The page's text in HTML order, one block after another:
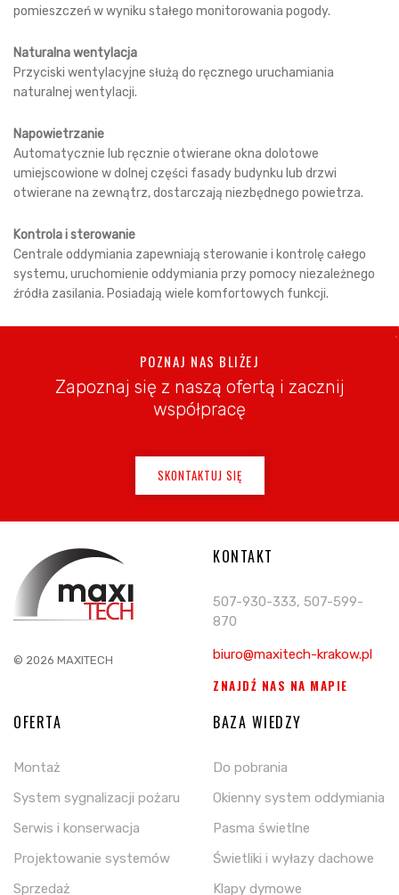
pomieszczeń w wyniku stałego monitorowania pogody.
Naturalna wentylacja
Przyciski wentylacyjne służą do ręcznego uruchamiania
naturalnej wentylacji.
Napowietrzanie
Automatycznie lub ręcznie otwierane okna dolotowe
umiejscowione w dolnej części fasady budynku lub drzwi
otwierane na zewnątrz, dostarczają niezbędnego powietrza.
Kontrola i sterowanie
Centrale oddymiania zapewniają sterowanie i kontrolę całego
systemu, uruchomienie oddymiania przy pomocy niezależnego
źródła zasilania. Posiadają wiele komfortowych funkcji.
POZNAJ NAS BLIŻEJ
Zapoznaj się z naszą ofertą i zacznij
współpracę
SKONTAKTUJ SIĘ
© 2026 MAXITECH
OFERTA
Montaż
System sygnalizacji pożaru
Serwis i konserwacja
Projektowanie systemów
Sprzedaż
BAZA WIEDZY
Do pobrania
Okienny system oddymiania
Pasma świetlne
Świetliki i wyłazy dachowe
Klapy dymowe
KONTAKT
507-930-333, 507-599-
870
biuro@maxitech-krakow.pl
ZNAJDŹ NAS NA MAPIE